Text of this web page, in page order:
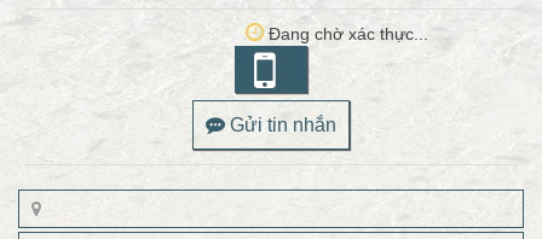
Đang chờ xác thực...
Gửi tin nhắn